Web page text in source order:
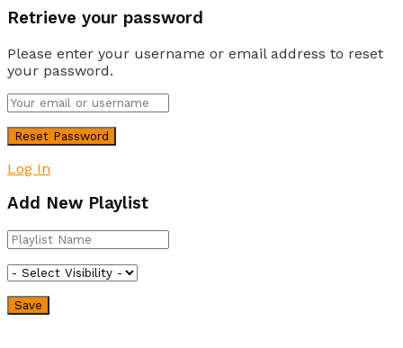
Retrieve your password
Please enter your username or email address to reset
your password.
Log In
Add New Playlist